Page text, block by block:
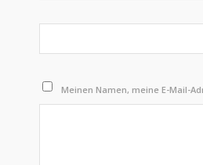
Meinen Namen, meine E-Mail-